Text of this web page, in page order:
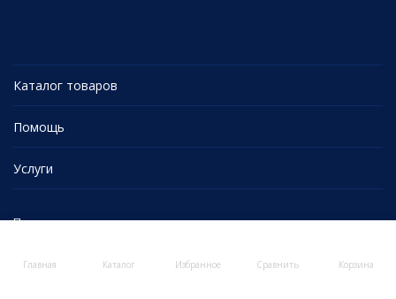
Главная Каталог Избранное Сравнить Корзина
Каталог товаров
Помощь
Услуги
Политика персональных данных